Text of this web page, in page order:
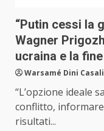
“Putin cessi la
Wagner
ucraina e la
Warsamé Dini Casali
“L’opzione ideale
conflitto,
risultati...